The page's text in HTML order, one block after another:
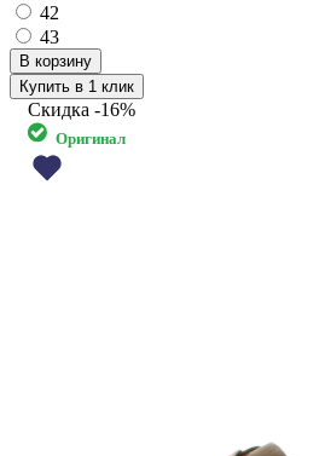
42
43
Купить в 1 клик
Скидка -16%
Оригинал